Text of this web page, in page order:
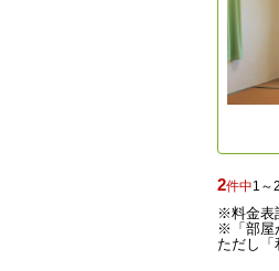
2件中1～
※料金表
※「部屋
ただし「